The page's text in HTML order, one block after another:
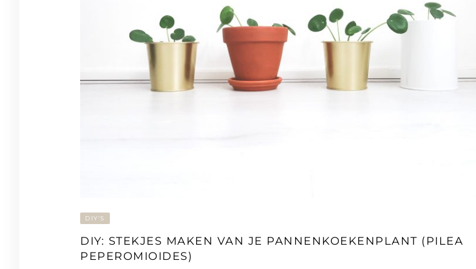
DIY'S
DIY: STEKJES MAKEN VAN JE PANNENKOEKENPLANT (PILEA
PEPEROMIOIDES)